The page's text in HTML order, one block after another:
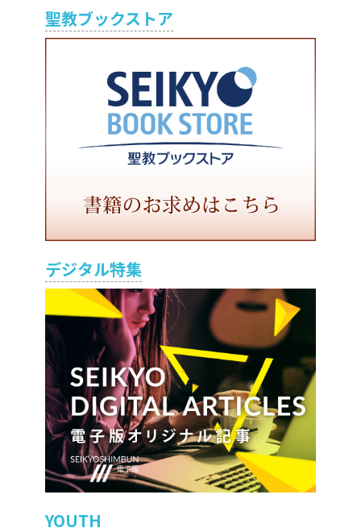
聖教ブックストア
デジタル特集
YOUTH